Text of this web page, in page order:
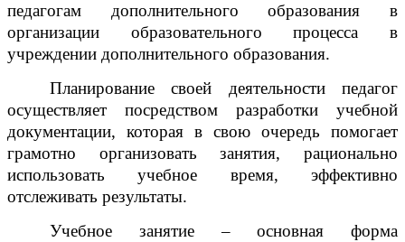
педагогам дополнительного образования в
организации образовательного процесса в
учреждении дополнительного образования.
Планирование своей деятельности педагог
осуществляет посредством разработки учебной
документации, которая в свою очередь помогает
грамотно организовать занятия, рационально
использовать учебное время, эффективно
отслеживать результаты.
Учебное занятие – основная форма